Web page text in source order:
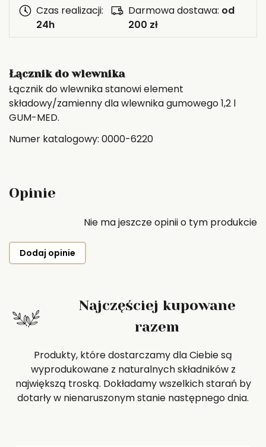
Czas realizacji:
24h
Darmowa dostawa: od
200 zł
Łącznik do wlewnika
Łącznik do wlewnika stanowi element
składowy/zamienny dla wlewnika gumowego 1,2 l
GUM-MED.
Numer katalogowy: 0000-6220
Opinie
Nie ma jeszcze opinii o tym produkcie
Dodaj opinie
Najczęściej kupowane
razem
Produkty, które dostarczamy dla Ciebie są
wyprodukowane z naturalnych składników z
największą troską. Dokładamy wszelkich starań by
dotarły w nienaruszonym stanie następnego dnia.